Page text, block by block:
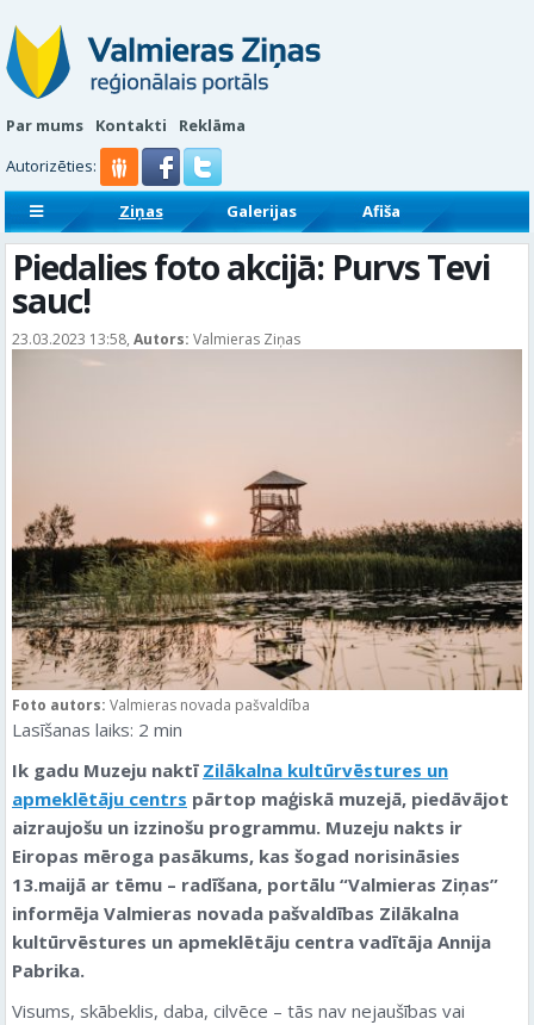
Par mums Kontakti
Reklāma
Autorizēties:
Ziņas Galerijas
Afiša
Sludinājumi
Reklāmraksti
Piedalies foto akcijā: Purvs Tevi
sauc!
23.03.2023 13:58, Autors: Valmieras Ziņas
Foto autors: Valmieras novada pašvaldība
Lasīšanas laiks: 2 min
Ik gadu Muzeju naktī Zilākalna kultūrvēstures un
apmeklētāju centrs pārtop maģiskā muzejā, piedāvājot
aizraujošu un izzinošu programmu. Muzeju nakts ir
Eiropas mēroga pasākums, kas šogad norisināsies
13.maijā ar tēmu – radīšana, portālu “Valmieras Ziņas”
informēja Valmieras novada pašvaldības Zilākalna
kultūrvēstures un apmeklētāju centra vadītāja Annija
Pabrika.
Visums, skābeklis, daba, cilvēce – tās nav nejaušības vai